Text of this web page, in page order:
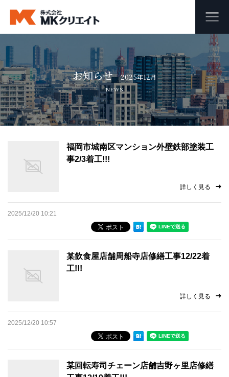
ホーム
MKクリエイトのワンストップ自社施工
ビル・マンション・商業施設の大規模修繕工事
外壁塗装・防水工事
オフィス・店舗の内装リフォーム・リノベーション
会社概要
プライバシーポリシー
お知らせ 2025年12月
NEWS
福岡市城南区マンション外壁鉄部塗装工
事2/3着工!!!
詳しく見る
2025/12/20 10:21
某飲食屋店舗周船寺店修繕工事12/22着
工!!!
詳しく見る
2025/12/20 10:57
某回転寿司チェーン店舗吉野ヶ里店修繕